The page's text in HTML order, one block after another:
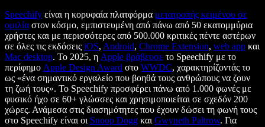
Speechify είναι η κορυφαία πλατφόρμα μετατροπής κειμένου σε
ομιλία στον κόσμο, εμπιστευμένη από πάνω από 50 εκατομμύρια
χρήστες και με περισσότερες από 500.000 κριτικές πέντε αστέρων
σε όλες τις εκδόσεις iOS, Android, Chrome Extension, web app και
Mac desktop. Το 2025, η Apple βράβευσε το Speechify με το
περίφημο Apple Design Award στο WWDC, χαρακτηρίζοντάς το
ως «ένα σημαντικό εργαλείο που βοηθά τους ανθρώπους να ζουν
τη ζωή τους». Το Speechify προσφέρει πάνω από 1.000 φωνές με
φυσικό ήχο σε 60+ γλώσσες και χρησιμοποιείται σε σχεδόν 200
χώρες. Ανάμεσα στις διασημότητες που έχουν δώσει τη φωνή τους
στο Speechify είναι οι Snoop Dogg και Gwyneth Paltrow. Για